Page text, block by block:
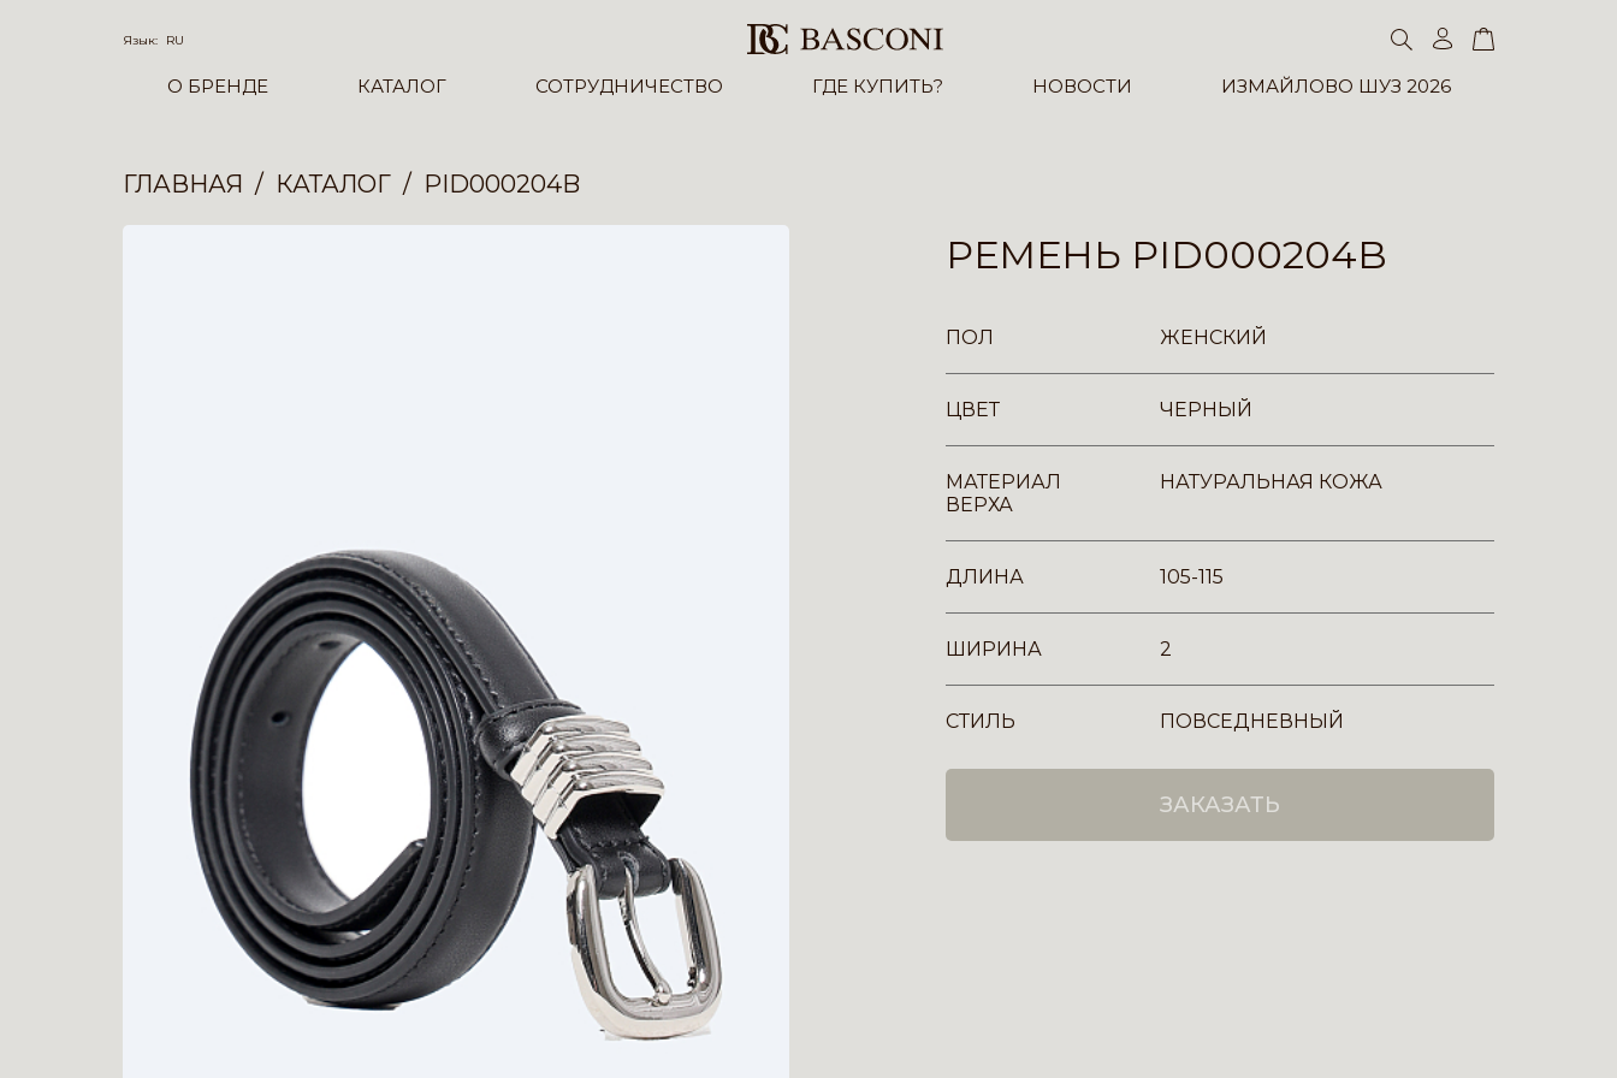
Язык: RU
О БРЕНДЕ КАТАЛОГ СОТРУДНИЧЕСТВО ГДЕ КУПИТЬ? НОВОСТИ ИЗМАЙЛОВО ШУЗ 2026
ГЛАВНАЯ КАТАЛОГ PID000204B
РЕМЕНЬ PID000204B
ПОЛ ЖЕНСКИЙ
ЦВЕТ ЧЕРНЫЙ
МАТЕРИАЛ
ВЕРХА
НАТУРАЛЬНАЯ КОЖА
ДЛИНА 105-115
ШИРИНА 2
СТИЛЬ ПОВСЕДНЕВНЫЙ
ЗАКАЗАТЬ